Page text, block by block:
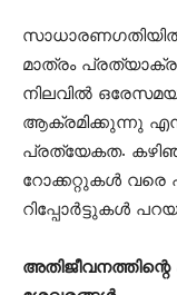
സാധാരണഗതിയില്‍
മാത്രം
നിലവില്‍
ആക്രമിക്കുന്നു
പ്രത്യേകത. കഴിഞ്ഞ
റോക്കറ്റുകള്‍
റിപ്പോര്‍ട്ടുകള്‍